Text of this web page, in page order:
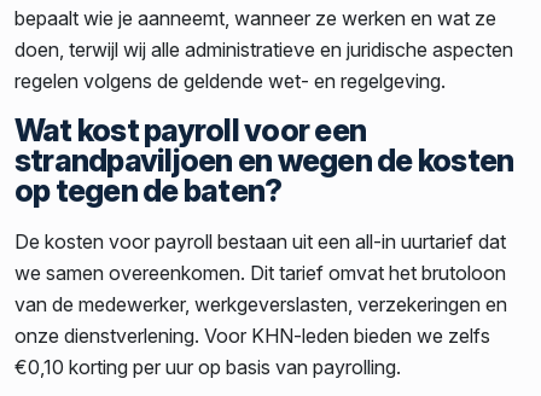
bepaalt wie je aanneemt, wanneer ze werken en wat ze
doen, terwijl wij alle administratieve en juridische aspecten
regelen volgens de geldende wet- en regelgeving.
Wat kost payroll voor een
strandpaviljoen en wegen de kosten
op tegen de baten?
De kosten voor payroll bestaan uit een all-in uurtarief dat
we samen overeenkomen. Dit tarief omvat het brutoloon
van de medewerker, werkgeverslasten, verzekeringen en
onze dienstverlening. Voor KHN-leden bieden we zelfs
€0,10 korting per uur op basis van payrolling.